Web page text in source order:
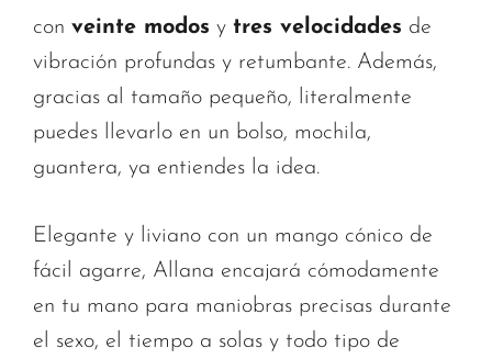
con veinte modos y tres velocidades de
vibración profundas y retumbante. Además,
gracias al tamaño pequeño, literalmente
puedes llevarlo en un bolso, mochila,
guantera, ya entiendes la idea.
Elegante y liviano con un mango cónico de
fácil agarre, Allana encajará cómodamente
en tu mano para maniobras precisas durante
el sexo, el tiempo a solas y todo tipo de